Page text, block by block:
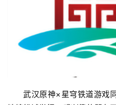
武汉原神×星穹铁道游戏